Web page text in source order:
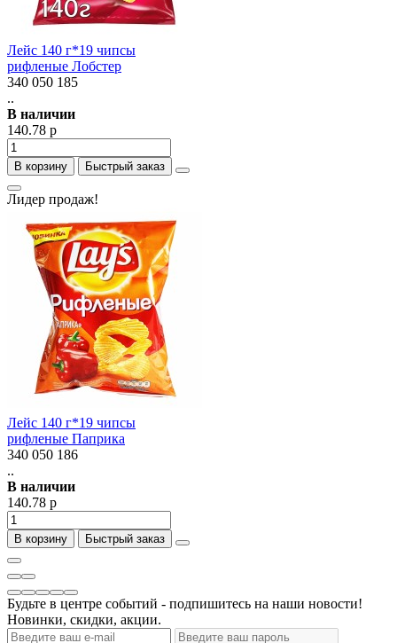
Лейс 140 г*19 чипсы
рифленые Лобстер
340 050 185
..
В наличии
140.78 р
В корзину Быстрый заказ
Лидер продаж!
Лейс 140 г*19 чипсы
рифленые Паприка
340 050 186
..
В наличии
140.78 р
В корзину Быстрый заказ
Будьте в центре событий - подпишитесь на наши новости!
Новинки, скидки, акции.